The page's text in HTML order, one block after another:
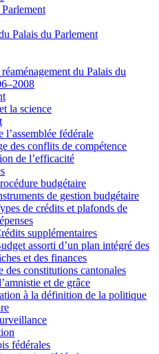
Palais du Parlement
du Palais du
la science
fédérale
des conflits de compétence
de l’efficacité
budgétaire
de gestion budgétaire
de crédits et plafonds de
supplémentaires
assorti d’un plan intégré des
et des finances
des constitutions cantonales
et de grâce
à la définition de la politique
fédérales